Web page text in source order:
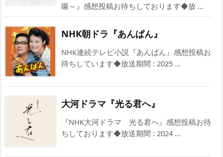
噺～』感想投稿お待ちしております◆放 ...
NHK朝ドラ『あんぱん』
NHK連続テレビ小説『あんぱん』感想投稿お
待ちしています◆放送期間 : 2025 ...
大河ドラマ『光る君へ』
『NHK大河ドラマ 光る君へ』感想投稿お待
ちしております◆放送期間 : 2024 ...